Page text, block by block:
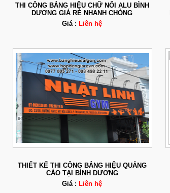
THI CÔNG BẢNG HIỆU CHỮ NỔI ALU BÌNH
DƯƠNG GIÁ RẺ NHANH CHÓNG
Giá : Liên hệ
THIẾT KẾ THI CÔNG BẢNG HIỆU QUẢNG
CÁO TẠI BÌNH DƯƠNG
Giá : Liên hệ